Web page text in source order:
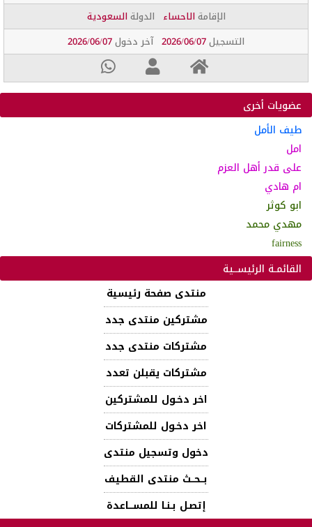
الإقامةالاحساء الدولةالسعودية
التسجيل2026/06/07 آخر دخول2026/06/07
عضويات أخرى
طيف الأمل
امل
على قدر أهل العزم
ام هادي
ابو كوثر
مهدي محمد
fairness
القائمـة الرئيســية
منتدى صفحة رئيسية
مشتركين منتدى جدد
مشتركات منتدى جدد
مشتركات يقبلن تعدد
اخر دخـول للمشتركين
اخر دخـول للمشتركات
دخول وتسجيل منتدى
بــحــث منتدى القطيف
إتصـل بـنـا للمســـاعدة